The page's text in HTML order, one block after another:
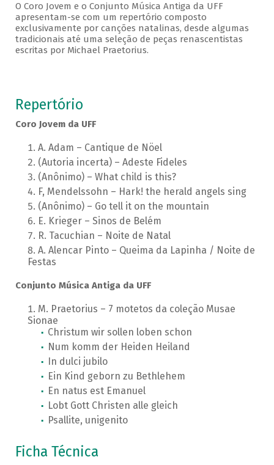
O Coro Jovem e o Conjunto Música Antiga da UFF
apresentam-se com um repertório composto
exclusivamente por canções natalinas, desde algumas
tradicionais até uma seleção de peças renascentistas
escritas por Michael Praetorius.
Repertório
Coro Jovem da UFF
A. Adam – Cantique de Nöel
(Autoria incerta) – Adeste Fideles
(Anônimo) – What child is this?
F, Mendelssohn – Hark! the herald angels sing
(Anônimo) – Go tell it on the mountain
E. Krieger – Sinos de Belém
R. Tacuchian – Noite de Natal
A. Alencar Pinto – Queima da Lapinha / Noite de
Festas
Conjunto Música Antiga da UFF
M. Praetorius – 7 motetos da coleção Musae
Sionae
Christum wir sollen loben schon
Num komm der Heiden Heiland
In dulci jubilo
Ein Kind geborn zu Bethlehem
En natus est Emanuel
Lobt Gott Christen alle gleich
Psallite, unigenito
Ficha Técnica